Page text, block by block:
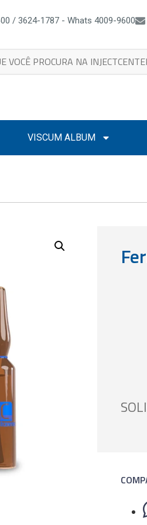
/ 3624-1787 - Whats 4009-9600
VISCUM ALBUM